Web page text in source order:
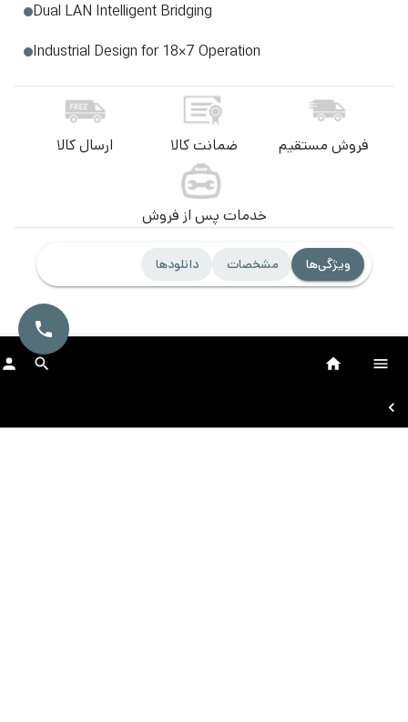
Dual LAN Intelligent Bridging
Industrial Design for 18×7 Operation
فروش مستقیم ضمانت کالا ارسال کالا
خدمات پس از فروش
ویژگی‌ها مشخصات دانلودها